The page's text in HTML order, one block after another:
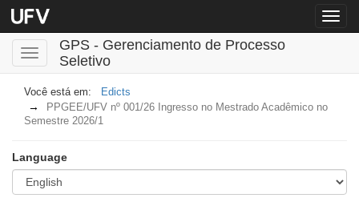
Menu
Toggle
navigation
GPS - Gerenciamento de Processo
Seletivo
Edicts
PPGEE/UFV nº 001/26 Ingresso no Mestrado Acadêmico no
Semestre 2026/1
Language